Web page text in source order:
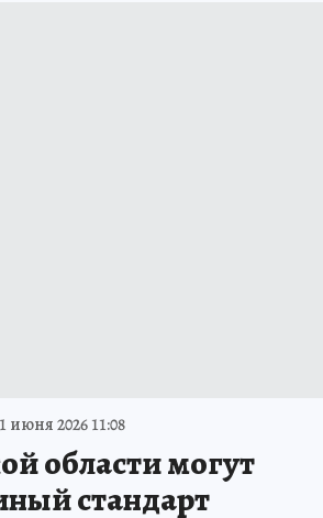
1 июня 2026 11:08
области могут
стандарт